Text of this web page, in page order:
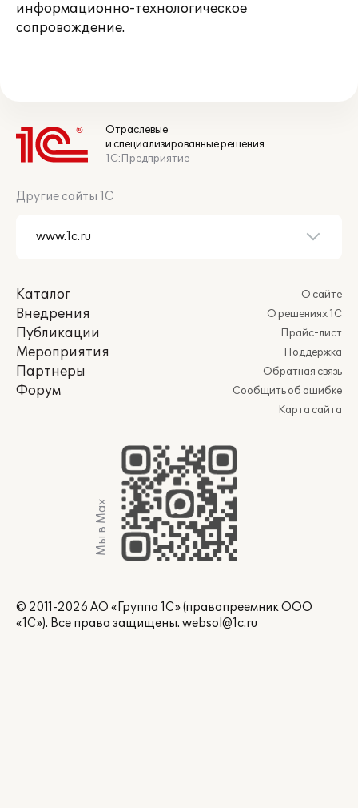
информационно-технологическое
сопровождение.
Отраслевые
и специализированные решения
1С:Предприятие
Другие сайты 1С
Каталог
Внедрения
Публикации
Мероприятия
Партнеры
Форум
О сайте
О решениях 1С
Прайс-лист
Поддержка
Обратная связь
Сообщить об ошибке
Карта сайта
Мы в Max
© 2011-2026 АО «Группа 1С» (правопреемник ООО
«1С»). Все права защищены. websol@1c.ru